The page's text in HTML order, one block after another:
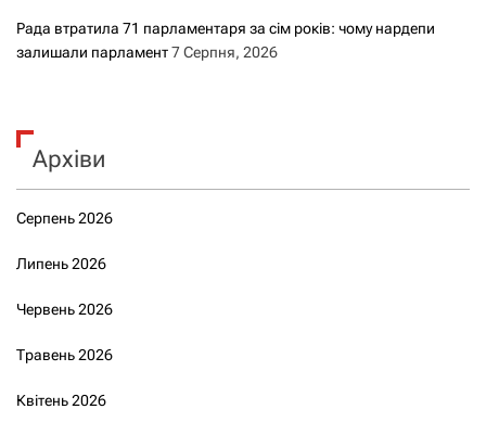
Рада втратила 71 парламентаря за сім років: чому нардепи
залишали парламент7 Серпня, 2026
Архіви
Серпень 2026
Липень 2026
Червень 2026
Травень 2026
Квітень 2026